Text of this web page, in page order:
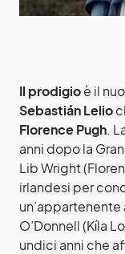
Il prodigioè il
Sebastián Lelio
Florence Pugh.
anni dopo la
Lib Wright
irlandesi per
O’Donnell (Kíla
undici anni che